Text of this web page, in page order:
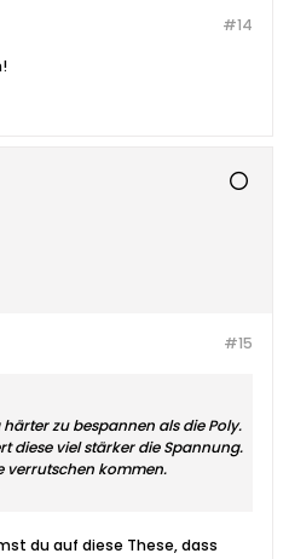
#14
#15
zu bespannen als die Poly.
diese viel stärker die Spannung.
verrutschen kommen.
du auf diese These, dass